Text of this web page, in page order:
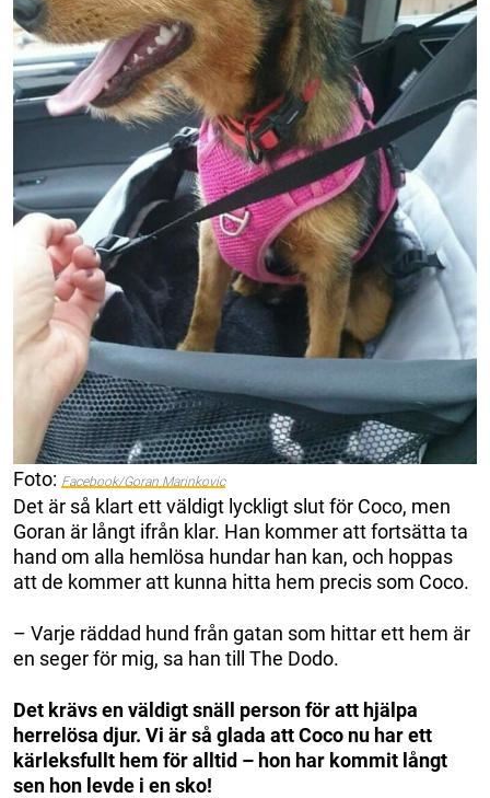
Foto: Facebook/Goran Marinkovic
Det är så klart ett väldigt lyckligt slut för Coco, men
Goran är långt ifrån klar. Han kommer att fortsätta ta
hand om alla hemlösa hundar han kan, och hoppas
att de kommer att kunna hitta hem precis som Coco.
– Varje räddad hund från gatan som hittar ett hem är
en seger för mig, sa han till The Dodo.
Det krävs en väldigt snäll person för att hjälpa
herrelösa djur. Vi är så glada att Coco nu har ett
kärleksfullt hem för alltid – hon har kommit långt
sen hon levde i en sko!